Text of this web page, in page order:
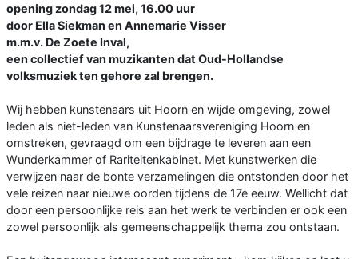
opening zondag 12 mei, 16.00 uur
door Ella Siekman en Annemarie Visser
m.m.v. De Zoete Inval,
een collectief van muzikanten dat Oud-Hollandse
volksmuziek ten gehore zal brengen.
Wij hebben kunstenaars uit Hoorn en wijde omgeving, zowel
leden als niet-leden van Kunstenaarsvereniging Hoorn en
omstreken, gevraagd om een bijdrage te leveren aan een
Wunderkammer of Rariteitenkabinet. Met kunst­werken die
verwijzen naar de bonte verzamelingen die ontstonden door het
vele reizen naar nieuwe oorden tijdens de 17e eeuw. Wellicht dat
door een persoonlijke reis aan het werk te verbinden er ook een
zowel persoon­lijk als gemeenschappelijk thema zou ontstaan.